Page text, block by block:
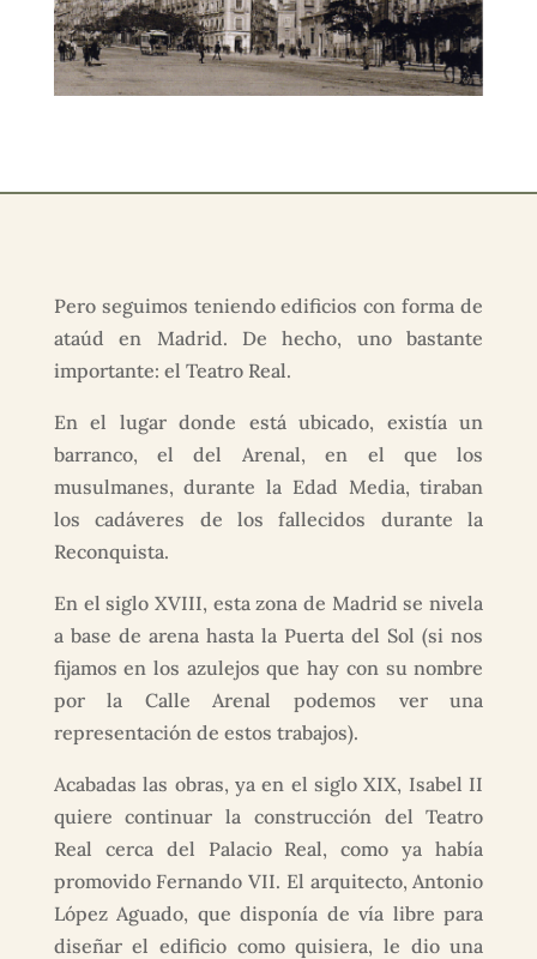
Pero seguimos teniendo edificios con forma de
ataúd en Madrid. De hecho, uno bastante
importante: el Teatro Real.
En el lugar donde está ubicado, existía un
barranco, el del Arenal, en el que los
musulmanes, durante la Edad Media, tiraban
los cadáveres de los fallecidos durante la
Reconquista.
En el siglo XVIII, esta zona de Madrid se nivela
a base de arena hasta la Puerta del Sol (si nos
fijamos en los azulejos que hay con su nombre
por la Calle Arenal podemos ver una
representación de estos trabajos).
Acabadas las obras, ya en el siglo XIX, Isabel II
quiere continuar la construcción del Teatro
Real cerca del Palacio Real, como ya había
promovido Fernando VII. El arquitecto, Antonio
López Aguado, que disponía de vía libre para
diseñar el edificio como quisiera, le dio una